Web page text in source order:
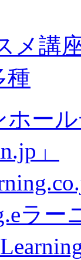
メ講
種
ホー
」
ラー